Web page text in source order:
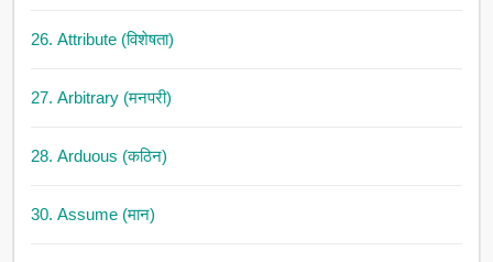
26. Attribute (विशेषता)
27. Arbitrary (मनपरी)
28. Arduous (कठिन)
30. Assume (मान)